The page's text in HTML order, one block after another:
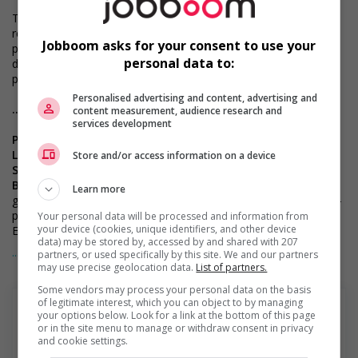
Toutes les candidatures sont examinées par notre équipe de
recrutement, et les décisions d’embauche sont prises par des
personnes. Nous pouvons également utiliser des outils dotés
d’intelligence artificielle pour soutenir certaines étapes du
processus d’examen des candidatures.
...................................................................
Position:
Location:
Downtown Montreal, full-time, 100% On-Site
Salary:$50,000 annually
Benefits: Summer Friday afternoon schedule 8 personal days,
group insurance (health, disability &amp; travel 50%), employer-
paid benefits contribution, RRSP matching, telemedicine &amp;
EAP, wellness programs, transportation subsidy program
Our client, a well-established legal firm located in downtown
Montreal, is seeking aReceptionistto join their team. This is
an excellent opportunity for a professional who enjoys working
in a dynamic office environment and takes pride in delivering
exceptional client service.
What We're Looking For:
... Lire la suite
Services de Gestion Quantum Ltée
Jobboom asks for your consent to use your
personal data to:
Personalised advertising and content, advertising and
content measurement, audience research and
services development
Store and/or access information on a device
Learn more
Your personal data will be processed and information from
your device (cookies, unique identifiers, and other device
data) may be stored by, accessed by and shared with 207
partners, or used specifically by this site. We and our partners
may use precise geolocation data. List of partners.
Some vendors may process your personal data on the basis
of legitimate interest, which you can object to by managing
your options below. Look for a link at the bottom of this page
or in the site menu to manage or withdraw consent in privacy
and cookie settings.